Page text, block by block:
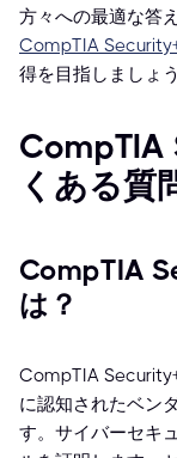
方々への最適な答
CompTIA
得を目指しましょう
CompTIA
くある質
CompTIA
は？
CompTIA
に認知されたベン
す。サイバーセキ